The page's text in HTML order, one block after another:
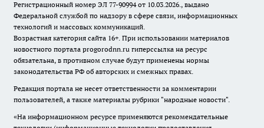
Регистрационный номер ЭЛ 77-90994 от 10.03.2026., выдано
Федеральной службой по надзору в сфере связи, информационных
технологий и массовых коммуникаций.
Возрастная категория сайта 16+. При использовании материалов
новостного портала progorodnn.ru гиперссылка на ресурс
обязательна, в противном случае будут применены нормы
законодательства РФ об авторских и смежных правах.
Редакция портала не несет ответственности за комментарии
пользователей, а также материалы рубрики "народные новости".
«На информационном ресурсе применяются рекомендательные